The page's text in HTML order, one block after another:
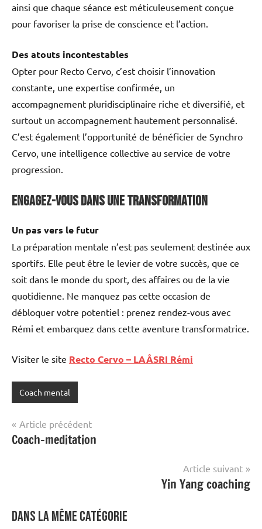
ainsi que chaque séance est méticuleusement conçue
pour favoriser la prise de conscience et l’action.
Des atouts incontestables
Opter pour Recto Cervo, c’est choisir l’innovation
constante, une expertise confirmée, un
accompagnement pluridisciplinaire riche et diversifié, et
surtout un accompagnement hautement personnalisé.
C’est également l’opportunité de bénéficier de Synchro
Cervo, une intelligence collective au service de votre
progression.
Engagez-vous dans une transformation
Un pas vers le futur
La préparation mentale n’est pas seulement destinée aux
sportifs. Elle peut être le levier de votre succès, que ce
soit dans le monde du sport, des affaires ou de la vie
quotidienne. Ne manquez pas cette occasion de
débloquer votre potentiel : prenez rendez-vous avec
Rémi et embarquez dans cette aventure transformatrice.
Visiter le site Recto Cervo – LAÂSRI Rémi
Coach mental
Navigation
de
Article précédent
Coach-meditation
Article suivant
Yin Yang coaching
Dans la même catégorie